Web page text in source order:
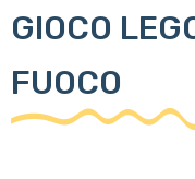
GIOCO
FUOCO